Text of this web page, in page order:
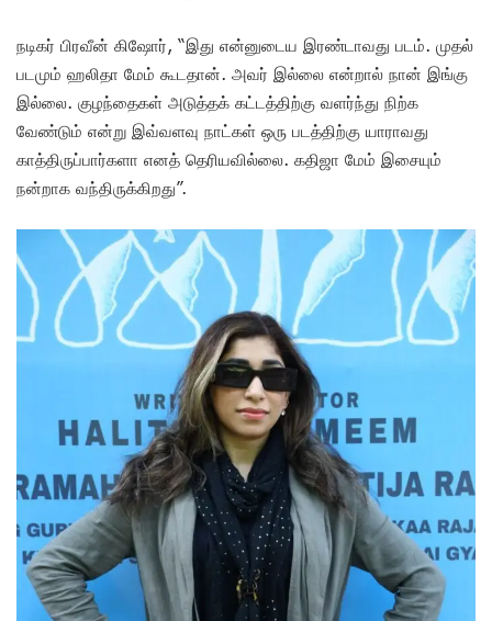
நடிகர் பிரவீன் கிஷோர், “இது என்னுடைய இரண்டாவது படம். முதல்
படமும் ஹலிதா மேம் கூடதான். அவர் இல்லை என்றால் நான் இங்கு
இல்லை. குழந்தைகள் அடுத்தக் கட்டத்திற்கு வளர்ந்து நிற்க
வேண்டும் என்று இவ்வளவு நாட்கள் ஒரு படத்திற்கு யாராவது
காத்திருப்பார்களா எனத் தெரியவில்லை. கதிஜா மேம் இசையும்
நன்றாக வந்திருக்கிறது”.